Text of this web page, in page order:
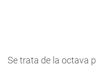
Se trata de la octava